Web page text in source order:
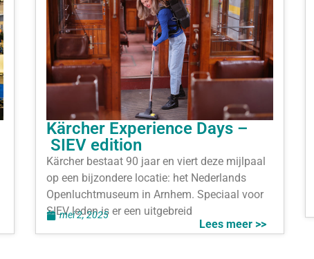
Kärcher Experience Days –
SIEV edition
Kärcher bestaat 90 jaar en viert deze mijlpaal
op een bijzondere locatie: het Nederlands
Openluchtmuseum in Arnhem. Speciaal voor
SIEV leden is er een uitgebreid
Lees meer >>
mei 2, 2025